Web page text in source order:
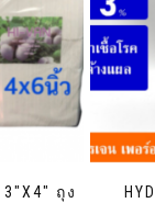
ถุง